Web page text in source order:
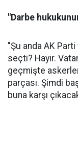
"Darbe
"Şu anda AK
seçti? Hayır.
geçmişte
parçası. Şimdi
buna karşı